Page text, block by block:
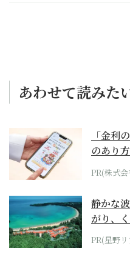
あわせて読みた
「金利
のあり
PR(株式
静かな
がり、
ホテル
PR(星野